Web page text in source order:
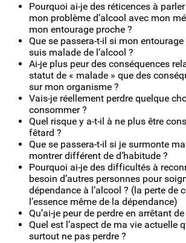
Pourquoi ai-je des réticences à
mon problème d’alcool avec mon
mon entourage proche ?
Que se passera-t-il si mon
suis malade de l’alcool ?
Ai-je plus peur des conséquences
statut de « malade » que des
sur mon organisme ?
Vais-je réellement perdre quelque
consommer ?
Quel risque y a-t-il à ne plus être
fêtard ?
Que se passera-t-il si je surmonte
montrer différent de d’habitude ?
Pourquoi ai-je des difficultés à
besoin d’autres personnes pour
dépendance à l’alcool ? (la perte de
l’essence même de la dépendance)
Qu’ai-je peur de perdre en arrêtant
Quel est l’aspect de ma vie actuelle
surtout ne pas perdre ?